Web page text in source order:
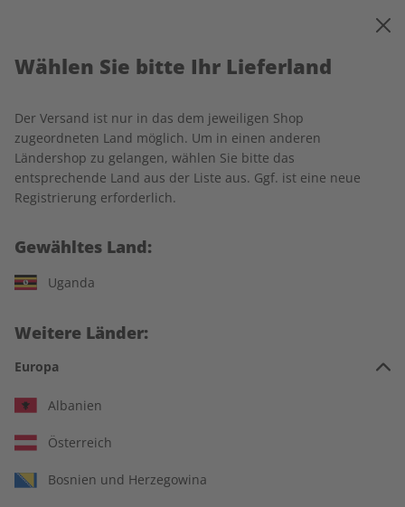
Startseite Deutsch perfekt
Einzelausgaben
LESEPROBE
Wählen Sie bitte Ihr Lieferland
Der Versand ist nur in das dem jeweiligen Shop
zugeordneten Land möglich. Um in einen anderen
Ländershop zu gelangen, wählen Sie bitte das
entsprechende Land aus der Liste aus. Ggf. ist eine neue
Registrierung erforderlich.
Gewähltes Land:
Uganda
Weitere Länder:
Europa
Albanien
Österreich
Bosnien und Herzegowina